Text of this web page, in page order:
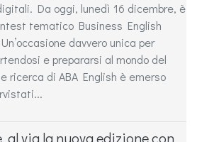
Da oggi, lunedì 16 dicembre, è
tematico Business English
davvero unica per
e prepararsi al mondo del
ricerca di ABA English è emerso
al via la nuova edizione con